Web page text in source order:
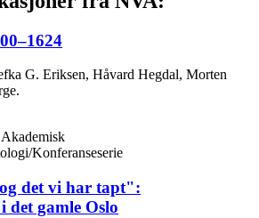
G. Eriksen, Håvard Hegdal, Morten
Konferanseserie
det vi har tapt":
gamle Oslo